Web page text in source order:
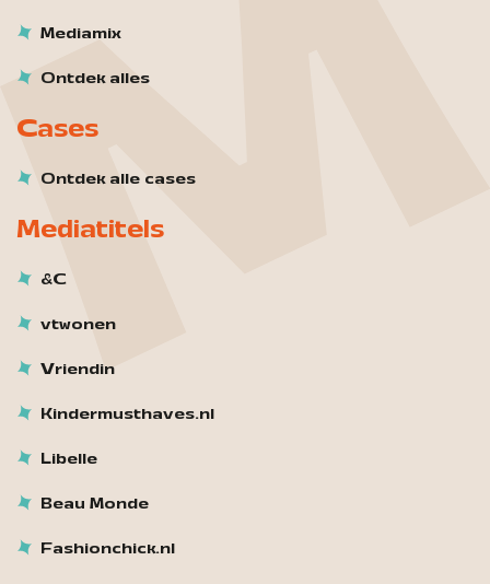
Mediamix
Ontdek alles
Cases
Ontdek alle cases
Mediatitels
&C
vtwonen
Vriendin
Kindermusthaves.nl
Libelle
Beau Monde
Fashionchick.nl